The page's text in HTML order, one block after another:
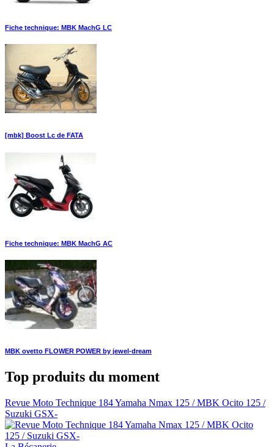
Fiche technique: MBK MachG LC
[mbk] Boost Lc de FATA
Fiche technique: MBK MachG AC
MBK ovetto FLOWER POWER by jewel-dream
Top produits du moment
Revue Moto Technique 184 Yamaha Nmax 125 / MBK Ocito 125 /
Suzuki GSX-